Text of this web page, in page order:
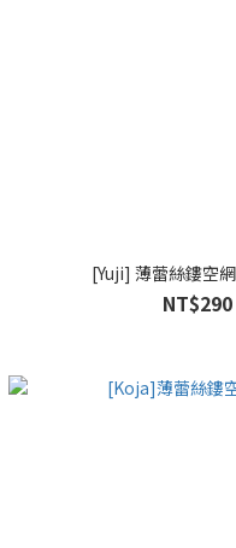
[Yuji] 薄蕾絲鏤空
NT$290